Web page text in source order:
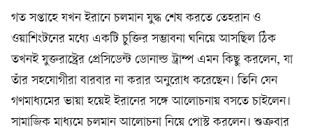
গত সপ্তাহে যখন ইরানে চলমান যুদ্ধ শেষ করতে তেহরান ও
ওয়াশিংটনের মধ্যে একটি চুক্তির সম্ভাবনা ঘনিয়ে আসছিল ঠিক
তখনই যুক্তরাষ্ট্রের প্রেসিডেন্ট ডোনাল্ড ট্রাম্প এমন কিছু করলেন, যা
তাঁর সহযোগীরা বারবার না করার অনুরোধ করেছেন। তিনি যেন
গণমাধ্যমের ভায়া হয়েই ইরানের সঙ্গে আলোচনায় বসতে চাইলেন।
সামাজিক মাধ্যমে চলমান আলোচনা নিয়ে পোস্ট করলেন। শুক্রবার